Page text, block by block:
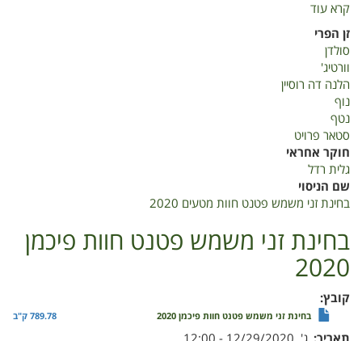
קרא עוד
חוות
זן הפרי
סולדן
וורטיג'
הלנה דה רוסיין
נוף
נטף
סטאר פרויט
חוקר אחראי
גלית רדל
שם הניסוי
בחינת זני משמש פטנט חוות מטעים 2020
בחינת זני משמש פטנט חוות פיכמן
2020
קובץ
בחינת זני משמש פטנט חוות פיכמן 2020 789.78 ק"ב